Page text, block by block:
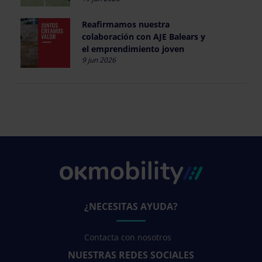
Reafirmamos nuestra
colaboración con AJE Balears y
el emprendimiento joven
9 jun 2026
¿NECESITAS AYUDA?
Contacta con nosotros
NUESTRAS REDES SOCIALES